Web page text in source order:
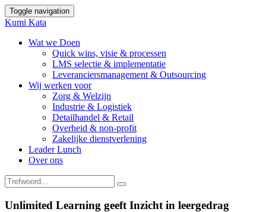
Toggle navigation
Kumi Kata
Wat we Doen
Quick wins, visie & processen
LMS selectie & implementatie
Leveranciersmanagement & Outsourcing
Wij werken voor
Zorg & Welzijn
Industrie & Logistiek
Detailhandel & Retail
Overheid & non-profit
Zakelijke dienstverlening
Leader Lunch
Over ons
Unlimited Learning geeft Inzicht in leergedrag